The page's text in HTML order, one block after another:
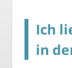
Ich
in